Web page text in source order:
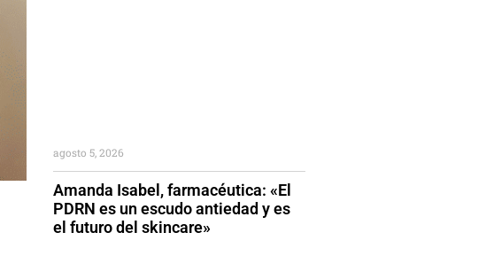
Amanda Isabel, farmacéutica: «El
PDRN es un escudo antiedad y es
el futuro del skincare»
agosto 5, 2026